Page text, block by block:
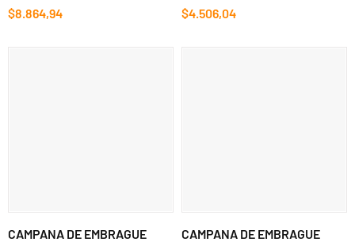
$8.864,94
$4.506,04
CAMPANA DE EMBRAGUE
CAMPANA DE EMBRAGUE